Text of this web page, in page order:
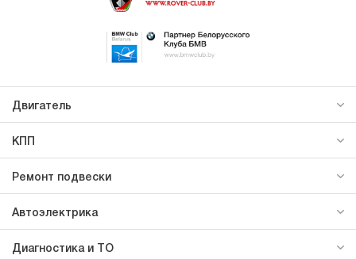
Двигатель
КПП
Ремонт подвески
Автоэлектрика
Диагностика и ТО